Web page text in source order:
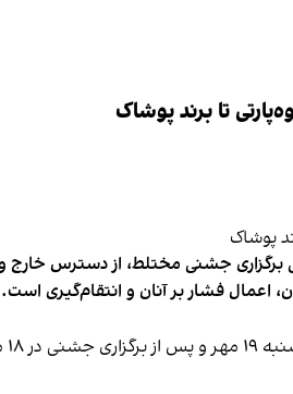
تا برند پوشاک
جشنی مختلط، از دسترس خارج
اعمال فشار بر آنان و انتقام‌گیری است.